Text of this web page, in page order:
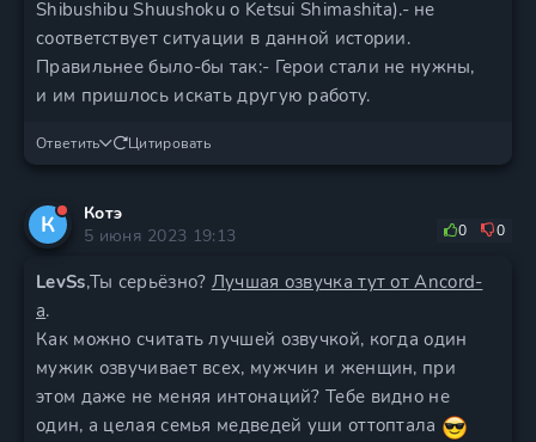
Shibushibu Shuushoku o Ketsui Shimashita).- не
соответствует ситуации в данной истории.
Правильнее было-бы так:- Герои стали не нужны,
и им пришлось искать другую работу.
Ответить Цитировать
К
Котэ
5 июня 2023 19:13
0 0
LevSs,Ты серьёзно? Лучшая озвучка тут от Ancord-
а.
Как можно считать лучшей озвучкой, когда один
мужик озвучивает всех, мужчин и женщин, при
этом даже не меняя интонаций? Тебе видно не
один, а целая семья медведей уши оттоптала